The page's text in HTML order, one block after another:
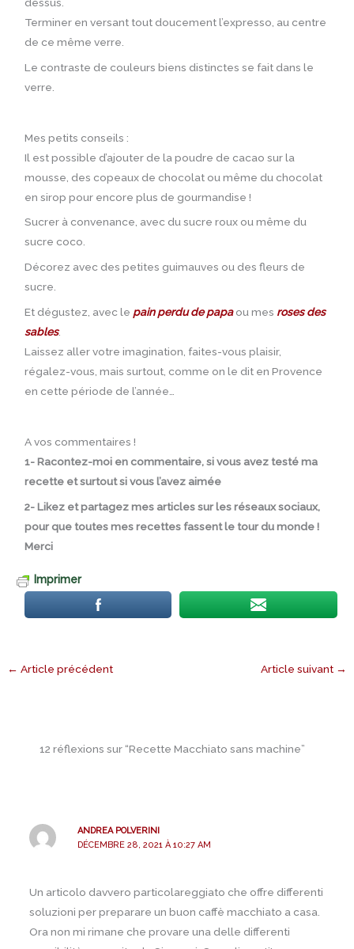
Terminer en versant tout doucement l’expresso, au centre
de ce même verre.
Le contraste de couleurs biens distinctes se fait dans le
verre.
Mes petits conseils :
Il est possible d’ajouter de la poudre de cacao sur la
mousse, des copeaux de chocolat ou même du chocolat
en sirop pour encore plus de gourmandise !
Sucrer à convenance, avec du sucre roux ou même du
sucre coco.
Décorez avec des petites guimauves ou des fleurs de
sucre.
Et dégustez, avec le pain perdu de papaou mes roses des
sables.
Laissez aller votre imagination, faites-vous plaisir,
régalez-vous, mais surtout, comme on le dit en Provence
en cette période de l’année…
A vos commentaires !
1- Racontez-moi en commentaire, si vous avez testé ma
recette et surtout si vous l’avez aimée
2- Likez et partagez mes articles sur les réseaux sociaux,
pour que toutes mes recettes fassent le tour du monde !
Merci
Imprimer
← Article précédent Article suivant →
12 réflexions sur “Recette Macchiato sans machine”
ANDREA POLVERINI
DÉCEMBRE 28, 2021 À 10:27 AM
Un articolo davvero particolareggiato che offre differenti
soluzioni per preparare un buon caffè macchiato a casa.
Ora non mi rimane che provare una delle differenti